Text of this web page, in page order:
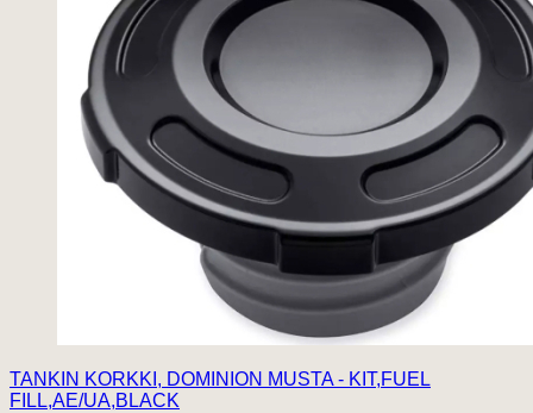
TANKIN KORKKI, DOMINION MUSTA - KIT,FUEL
FILL,AE/UA,BLACK